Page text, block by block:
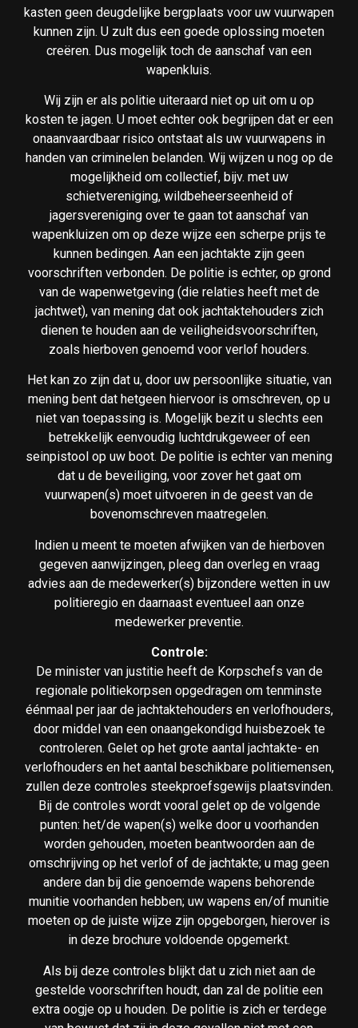
kasten geen deugdelijke bergplaats voor uw vuurwapen
kunnen zijn. U zult dus een goede oplossing moeten
creëren. Dus mogelijk toch de aanschaf van een
wapenkluis.
Wij zijn er als politie uiteraard niet op uit om u op
kosten te jagen. U moet echter ook begrijpen dat er een
onaanvaardbaar risico ontstaat als uw vuurwapens in
handen van criminelen belanden. Wij wijzen u nog op de
mogelijkheid om collectief, bijv. met uw
schietvereniging, wildbeheerseenheid of
jagersvereniging over te gaan tot aanschaf van
wapenkluizen om op deze wijze een scherpe prijs te
kunnen bedingen. Aan een jachtakte zijn geen
voorschriften verbonden. De politie is echter, op grond
van de wapenwetgeving (die relaties heeft met de
jachtwet), van mening dat ook jachtaktehouders zich
dienen te houden aan de veiligheidsvoorschriften,
zoals hierboven genoemd voor verlof houders.
Het kan zo zijn dat u, door uw persoonlijke situatie, van
mening bent dat hetgeen hiervoor is omschreven, op u
niet van toepassing is. Mogelijk bezit u slechts een
betrekkelijk eenvoudig luchtdrukgeweer of een
seinpistool op uw boot. De politie is echter van mening
dat u de beveiliging, voor zover het gaat om
vuurwapen(s) moet uitvoeren in de geest van de
bovenomschreven maatregelen.
Indien u meent te moeten afwijken van de hierboven
gegeven aanwijzingen, pleeg dan overleg en vraag
advies aan de medewerker(s) bijzondere wetten in uw
politieregio en daarnaast eventueel aan onze
medewerker preventie.
Controle:
De minister van justitie heeft de Korpschefs van de
regionale politiekorpsen opgedragen om tenminste
éénmaal per jaar de jachtaktehouders en verlofhouders,
door middel van een onaangekondigd huisbezoek te
controleren. Gelet op het grote aantal jachtakte- en
verlofhouders en het aantal beschikbare politiemensen,
zullen deze controles steekproefsgewijs plaatsvinden.
Bij de controles wordt vooral gelet op de volgende
punten: het/de wapen(s) welke door u voorhanden
worden gehouden, moeten beantwoorden aan de
omschrijving op het verlof of de jachtakte; u mag geen
andere dan bij die genoemde wapens behorende
munitie voorhanden hebben; uw wapens en/of munitie
moeten op de juiste wijze zijn opgeborgen, hierover is
in deze brochure voldoende opgemerkt.
Als bij deze controles blijkt dat u zich niet aan de
gestelde voorschriften houdt, dan zal de politie een
extra oogje op u houden. De politie is zich er terdege